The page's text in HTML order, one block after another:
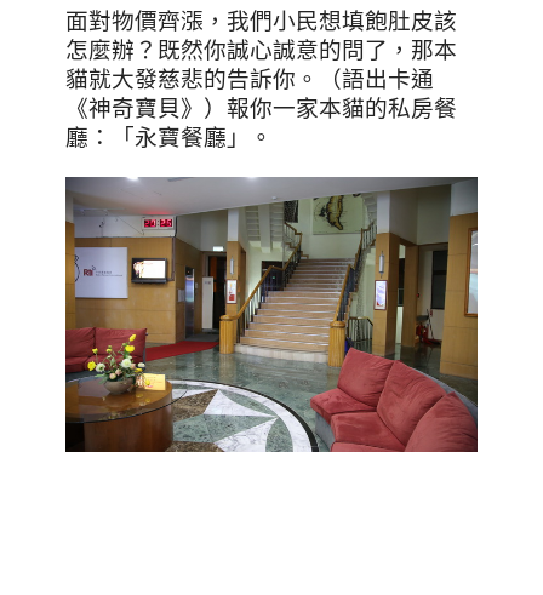
面對物價齊漲，我們小民想填飽肚皮該
怎麼辦？既然你誠心誠意的問了，那本
貓就大發慈悲的告訴你。（語出卡通
《神奇寶貝》 ）報你一家本貓的私房餐
廳：
「永寶餐廳」。